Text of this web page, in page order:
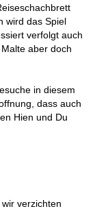
wird das Spiel
verfolgt auch
aber doch
in diesem
dass auch
Hien und Du
verzichten